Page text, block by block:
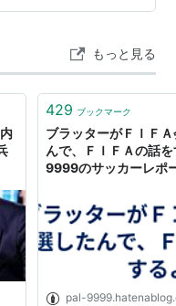
類に分かれます。す
つ存在で新聞に出る
。小説の主人公と一
いという特徴…
もっと見る
429 ブックマーク
ブラッターがＦＩＦ
んで、ＦＩＦＡの話
9999のサッカーレポ
pal-